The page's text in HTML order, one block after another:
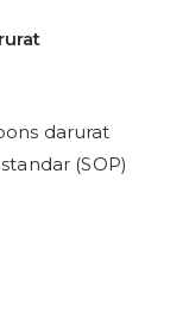
darurat
(SOP)